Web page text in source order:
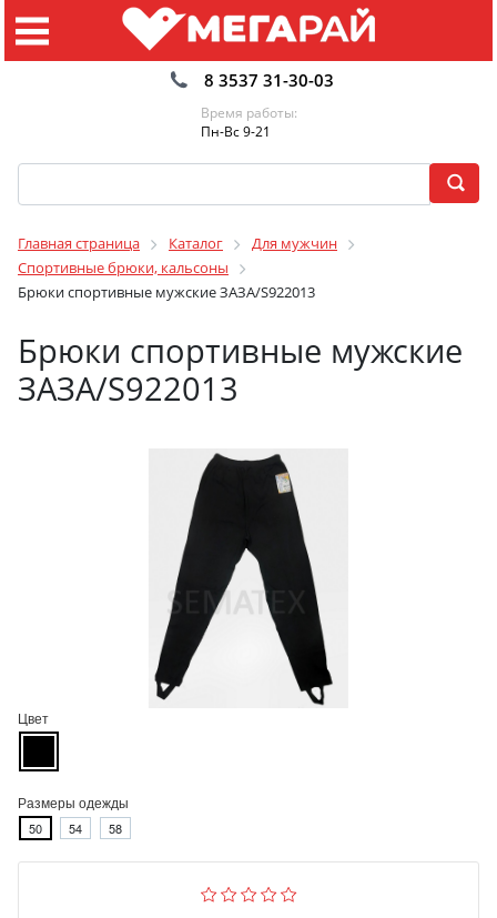
8 3537 31-30-03
Время работы:
Пн-Вс 9-21
Главная страница Каталог
Для мужчин
Спортивные брюки, кальсоны
Брюки спортивные мужские ЗАЗА/S922013
Брюки спортивные мужские
ЗАЗА/S922013
Цвет
Размеры одежды
50 54 58